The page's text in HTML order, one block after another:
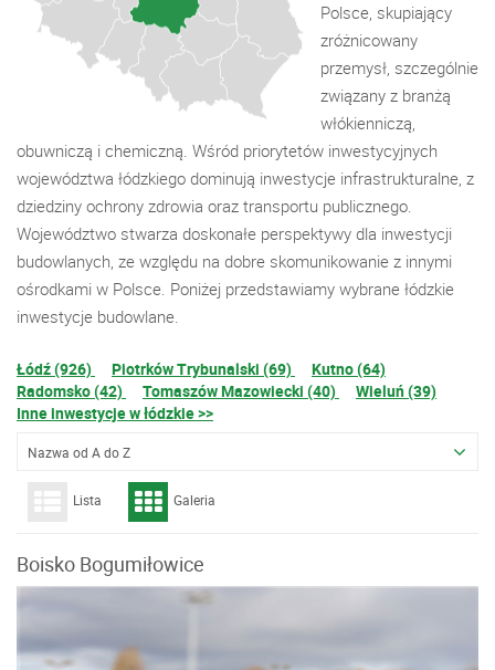
Polsce, skupiający
zróżnicowany
przemysł, szczególnie
związany z branżą
włókienniczą,
obuwniczą i chemiczną. Wśród priorytetów inwestycyjnych
województwa łódzkiego dominują inwestycje infrastrukturalne, z
dziedziny ochrony zdrowia oraz transportu publicznego.
Województwo stwarza doskonałe perspektywy dla inwestycji
budowlanych, ze względu na dobre skomunikowanie z innymi
ośrodkami w Polsce. Poniżej przedstawiamy wybrane łódzkie
inwestycje budowlane.
Łódź (926) Piotrków Trybunalski (69)
Kutno (64)
Radomsko (42)
Tomaszów Mazowiecki (40)
Wieluń (39)
Inne inwestycje w łódzkie >>
Nazwa od A do Z
Lista Galeria
Boisko Bogumiłowice